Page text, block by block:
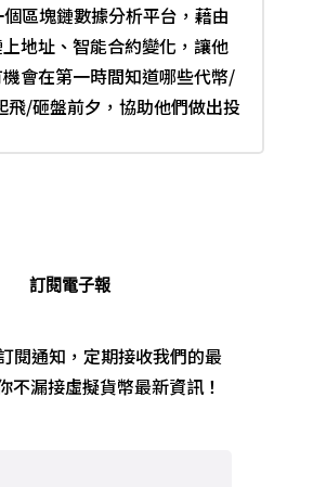
區塊鏈數據分析平台，藉由
地址、智能合約變化，讓他
會在第一時間知道哪些代幣/
飛/砸盤前夕，協助他們做出投
訂閱電子報
閱通知，定期接收我們的最
不漏接虛擬貨幣最新資訊！